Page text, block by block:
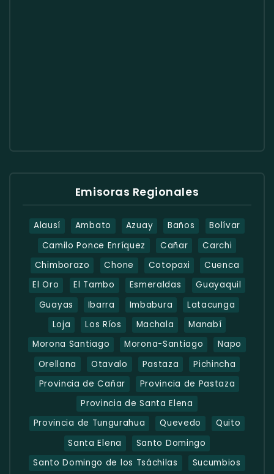
Emisoras Regionales
Alausí Ambato Azuay Baños
Bolívar
Camilo Ponce Enríquez
Cañar
Carchi
Chimborazo
Chone Cotopaxi
Cuenca
El Oro
El Tambo Esmeraldas
Guayaquil
Guayas
Ibarra Imbabura
Latacunga
Loja
Los Ríos Machala
Manabí
Morona Santiago
Morona-Santiago
Napo
Orellana
Otavalo Pastaza
Pichincha
Provincia de Cañar
Provincia de Pastaza
Provincia de Santa Elena
Provincia de Tungurahua
Quevedo
Quito
Santa Elena
Santo Domingo
Santo Domingo de los Tsáchilas
Sucumbios